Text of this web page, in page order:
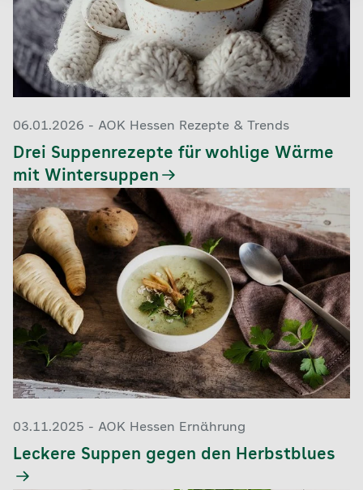
06.01.2026 - AOK Hessen Rezepte & Trends
Drei Suppenrezepte für wohlige Wärme
mit Wintersuppen
03.11.2025 - AOK Hessen Ernährung
Leckere Suppen gegen den Herbstblues